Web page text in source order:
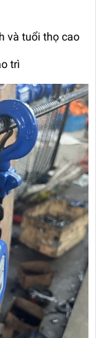
và tuổi thọ cao
trì